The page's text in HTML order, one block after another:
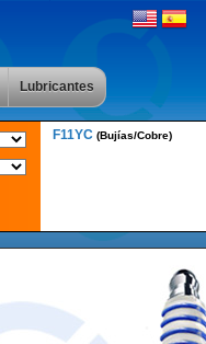
Lubricantes
F11YC (Bujías/Cobre)